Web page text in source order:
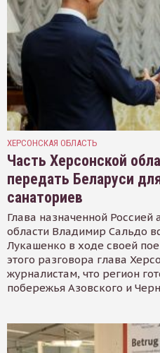
ХЕРСОНСКАЯ ОБЛАСТЬ
Часть Херсонской
передать Беларуси
санаториев
Глава назначенной
области Владимир Сальдо
Лукашенко в ходе своей
этого разговора глава
журналистам, что регион
побережья Азовского и